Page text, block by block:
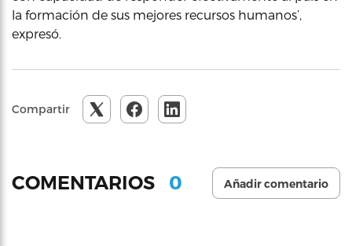
la formación de sus mejores recursos humanos’,
expresó.
Compartir
COMENTARIOS 0 Añadir comentario